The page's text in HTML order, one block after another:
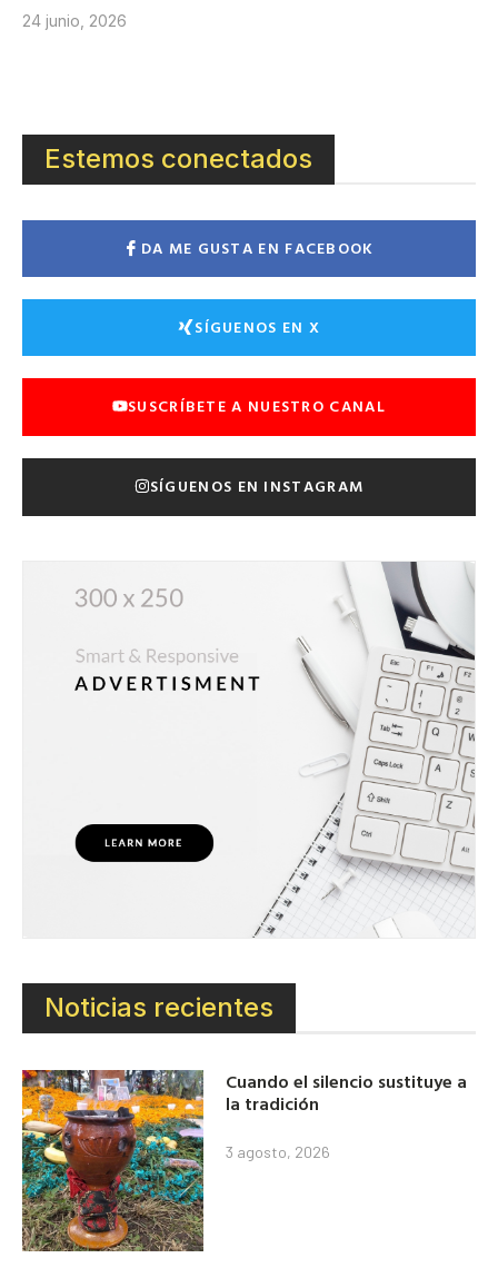
24 junio, 2026
Estemos conectados
DA ME GUSTA EN FACEBOOK
SÍGUENOS EN X
SUSCRÍBETE A NUESTRO CANAL
SÍGUENOS EN INSTAGRAM
Noticias recientes
Cuando el silencio sustituye a
la tradición
3 agosto, 2026